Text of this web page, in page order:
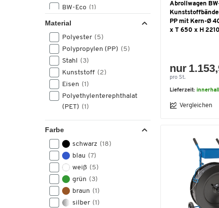
BW-Eco (1)
Klammern
Umreifungsband
Polyesterband
Polyethylenterephtalat
Umreifungsbänder mit
einer Breite von 13 - 16 mm
Umreifungsbänder mit
einer Breite von 16 - 19 mm
(1)
Umreifungsbänder mit
einer Breite von 9 - 13 mm
(1)
Umreifungsgeräte Serie
Material
Polyester (5)
Polypropylen (PP) (5)
Stahl (3)
Kunststoff (2)
Eisen (1)
Polyethylenterephthalat
(PET) (1)
Farbe
schwarz (18)
blau (7)
weiß (5)
grün (3)
braun (1)
silber (1)
Abrollwagen
PP mit Kern-Ø
x T 650 x H
nur
pro St.
Lieferzeit:
Vergleichen